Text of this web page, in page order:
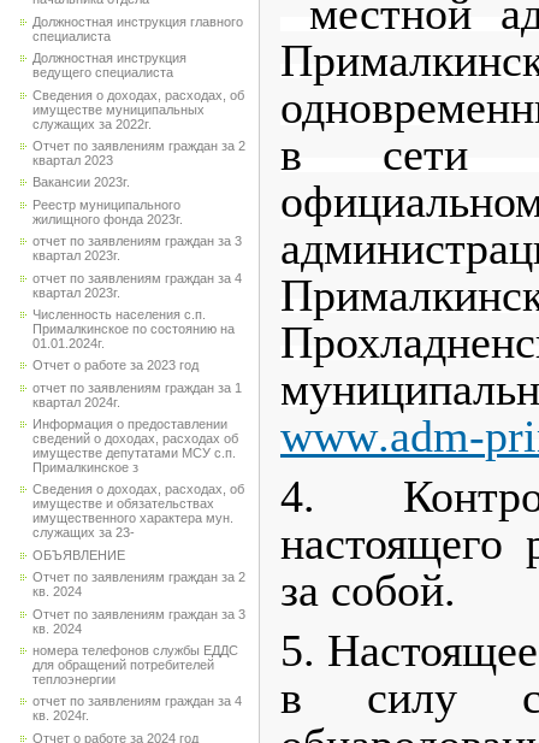
Должностная инструкция главного
специалиста
Должностная инструкция
ведущего специалиста
Сведения о доходах, расходах, об
имуществе муниципальных
служащих за 2022г.
Отчет по заявлениям граждан за 2
квартал 2023
Вакансии 2023г.
Реестр муниципального
жилищного фонда 2023г.
отчет по заявлениям граждан за 3
квартал 2023г.
отчет по заявлениям граждан за 4
квартал 2023г.
Численность населения с.п.
Прималкинское по состоянию на
01.01.2024г.
Отчет о работе за 2023 год
отчет по заявлениям граждан за 1
квартал 2024г.
Информация о предоставлении
сведений о доходах, расходах об
имуществе депутатами МСУ с.п.
Прималкинское з
Сведения о доходах, расходах, об
имуществе и обязательствах
имущественного характера мун.
служащих за 23-
ОБЪЯВЛЕНИЕ
Отчет по заявлениям граждан за 2
кв. 2024
Отчет по заявлениям граждан за 3
кв. 2024
номера телефонов службы ЕДДС
для обращений потребителей
теплоэнергии
отчет по заявлениям граждан за 4
кв. 2024г.
Отчет о работе за 2024 год
местной
в сети
www.adm-
4.
настоящего
за собой.
5.
в силу с